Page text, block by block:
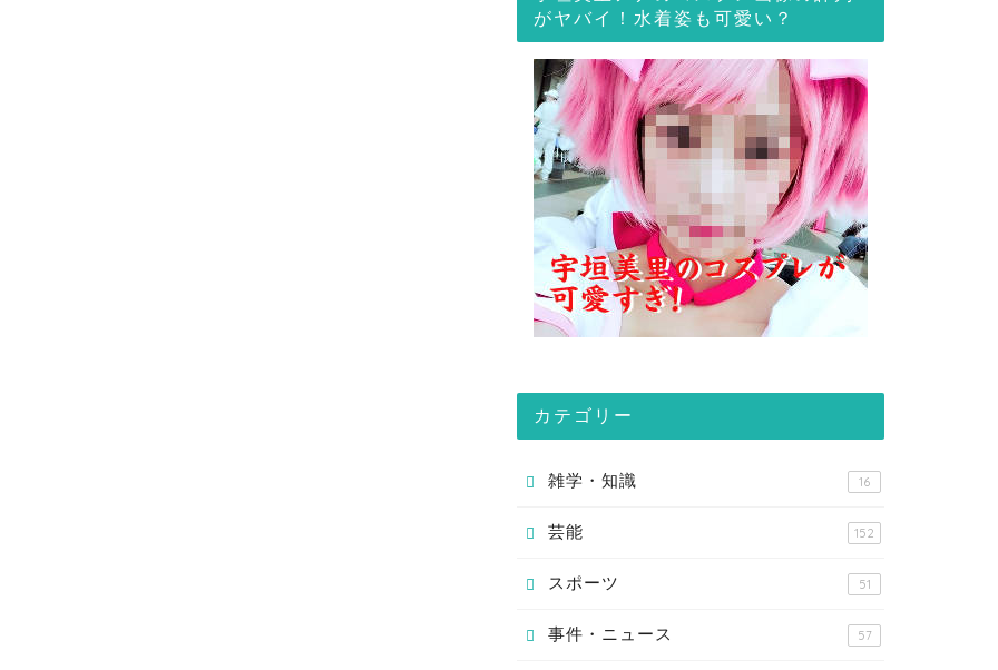
がヤバイ！水着姿も可愛い？
カテゴリー
雑学・知識 16
芸能 152
スポーツ 51
事件・ニュース 57